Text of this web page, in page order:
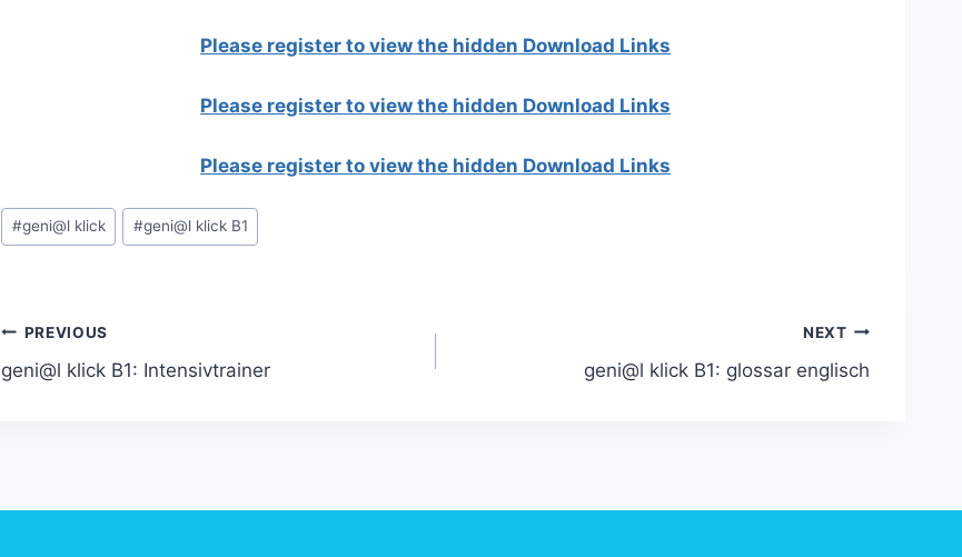
Please register to view the hidden Download Links
Please register to view the hidden Download Links
Please register to view the hidden Download Links
Post
Tags:
#geni@l klick #geni@l klick B1
Post
navigation
PREVIOUS
geni@l klick B1: Intensivtrainer
NEXT
geni@l klick B1: glossar englisch